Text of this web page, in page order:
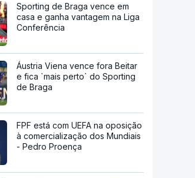
Sporting de Braga vence em
casa e ganha vantagem na Liga
Conferência
Áustria Viena vence fora Beitar
e fica `mais perto` do Sporting
de Braga
FPF está com UEFA na oposição
à comercialização dos Mundiais
- Pedro Proença